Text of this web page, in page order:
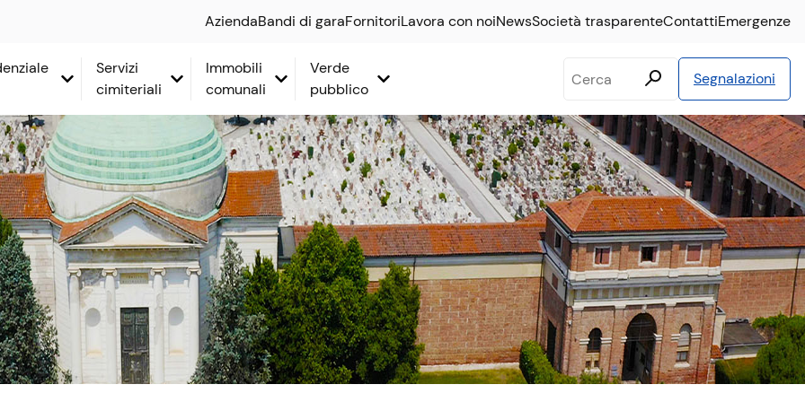
Servizi
cimiteriali
Immobili
comunali
Verde
pubblico
Testo
da
cercare
Segnalazioni
AziendaBandi di garaFornitoriLavora con noiNewsSocietà trasparenteContattiEmergenze